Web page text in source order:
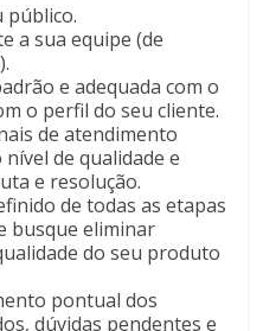
público.
a sua equipe (de
e adequada com o
o perfil do seu cliente.
de atendimento
de qualidade e
e resolução.
de todas as etapas
busque eliminar
do seu produto
pontual dos
dúvidas pendentes e